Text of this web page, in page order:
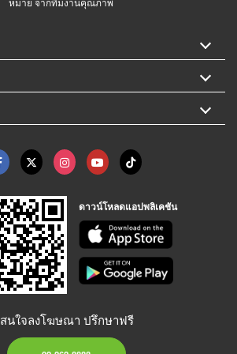
ดาวน์โหลดแอปพลิเคชัน
สนใจลงโฆษณา ปรึกษาฟรี